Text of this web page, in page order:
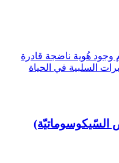
هُوية ناضجة قادرة
السلبية في الحياة
السّيكوسوماتيّة)